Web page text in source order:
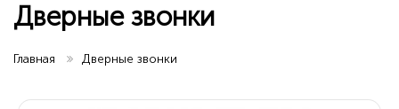
Дверные звонки
Главная Дверные звонки